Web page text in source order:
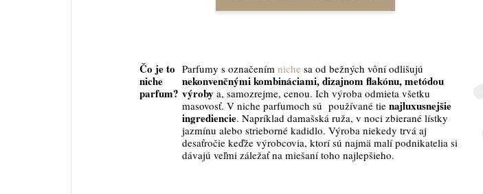
Čo je to
niche
parfum?
Parfumy s označením niche sa od bežných vôní odlišujú
nekonvenčnými kombináciami, dizajnom flakónu, metódou
výroby a, samozrejme, cenou. Ich výroba odmieta všetku
masovosť. V niche parfumoch sú používané tie najluxusnejšie
ingrediencie. Napríklad damašská ruža, v noci zbierané lístky
jazmínu alebo strieborné kadidlo. Výroba niekedy trvá aj
desaťročie keďže výrobcovia, ktorí sú najmä malí podnikatelia si
dávajú veľmi záležať na miešaní toho najlepšieho.